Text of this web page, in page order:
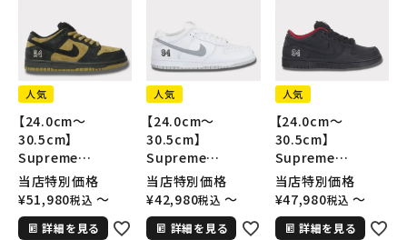
人気
【24.0cm～
30.5cm】
Supreme
2025AW Nike SB
Dunk Low ナイキ
SB ダンク ロー ス
ニーカー グリーン
当店特別価格
¥51,980税込 〜
詳細を見る
人気
【24.0cm～
30.5cm】
Supreme
2025AW Nike SB
Dunk Low ナイキ
SB ダンク ロー ス
ニーカー ホワイト
当店特別価格
¥42,980税込 〜
詳細を見る
人気
【24.0cm～
30.5cm】
Supreme
2025AW Nike SB
Dunk Low ナイキ
SB ダンク ロー ス
ニーカー ブラック
当店特別価格
¥47,980税込 〜
詳細を見る